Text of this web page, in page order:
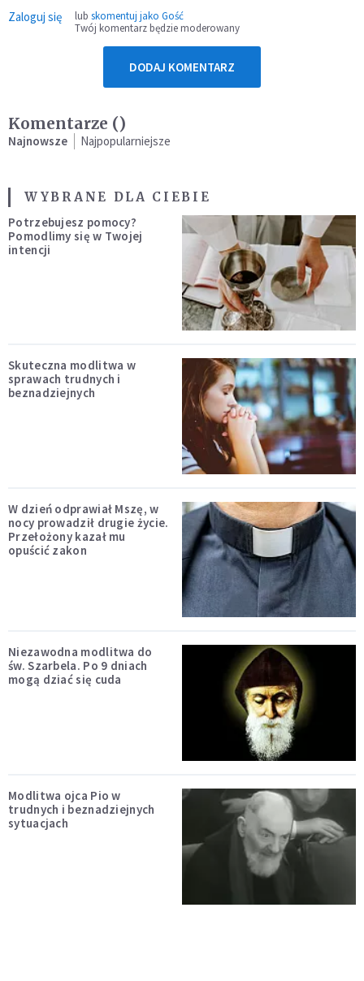
Zaloguj się lub skomentuj jako Gość
Twój komentarz będzie moderowany
DODAJ KOMENTARZ
Komentarze ()
Najnowsze Najpopularniejsze
WYBRANE DLA CIEBIE
Potrzebujesz pomocy?
Pomodlimy się w Twojej
intencji
Skuteczna modlitwa w
sprawach trudnych i
beznadziejnych
W dzień odprawiał Mszę, w
nocy prowadził drugie życie.
Przełożony kazał mu
opuścić zakon
Niezawodna modlitwa do
św. Szarbela. Po 9 dniach
mogą dziać się cuda
Modlitwa ojca Pio w
trudnych i beznadziejnych
sytuacjach